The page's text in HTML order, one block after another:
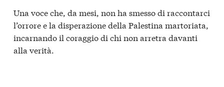
Una voce che, da mesi, non ha smesso di raccontarci
l’orrore e la disperazione della Palestina martoriata,
incarnando il coraggio di chi non arretra davanti
alla verità.